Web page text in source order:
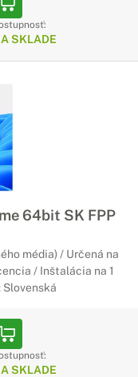
SKLADE
64bit SK FPP
média) / Určená na
/ Inštalácia na 1
Slovenská
SKLADE